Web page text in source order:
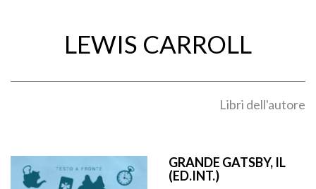
LEWIS CARROLL
Libri dell'autore
GRANDE GATSBY, IL
(ED.INT.)